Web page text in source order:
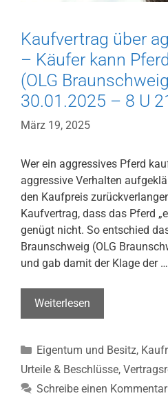
Kaufvertrag über
– Käufer kann
(OLG
30.01.2025 – 8 U
März 19, 2025
Wer ein aggressives Pferd
aggressive Verhalten
den Kaufpreis
Kaufvertrag, dass das Pferd
genügt nicht. So entschied
Braunschweig (OLG
und gab damit der Klage der …
Weiterlesen
über
Pferd
–
Käufer
Kategorien
Eigentum und Besitz,
Urteile & Beschlüsse,
Schreibe einen Kommentar